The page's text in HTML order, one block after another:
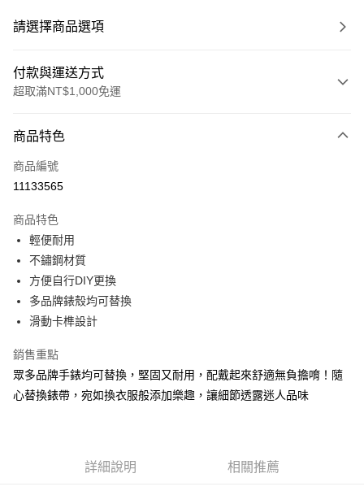
請選擇商品選項
付款與運送方式
超取滿NT$1,000免運
信用卡一次付款
超商取貨付款
Apple Pay
街口支付
悠遊付
Google Pay
ATM付款
運送方式
付款後全家取貨
商品特色
商品編號
11133565
商品特色
輕便耐用
不鏽鋼材質
方便自行DIY更換
多品牌錶殼均可替換
滑動卡榫設計
銷售重點
眾多品牌手錶均可替換，堅固又耐用，配戴起來舒適無負擔唷！隨
心替換錶帶，宛如換衣服般添加樂趣，讓細節透露迷人品味
詳細說明 相關推薦